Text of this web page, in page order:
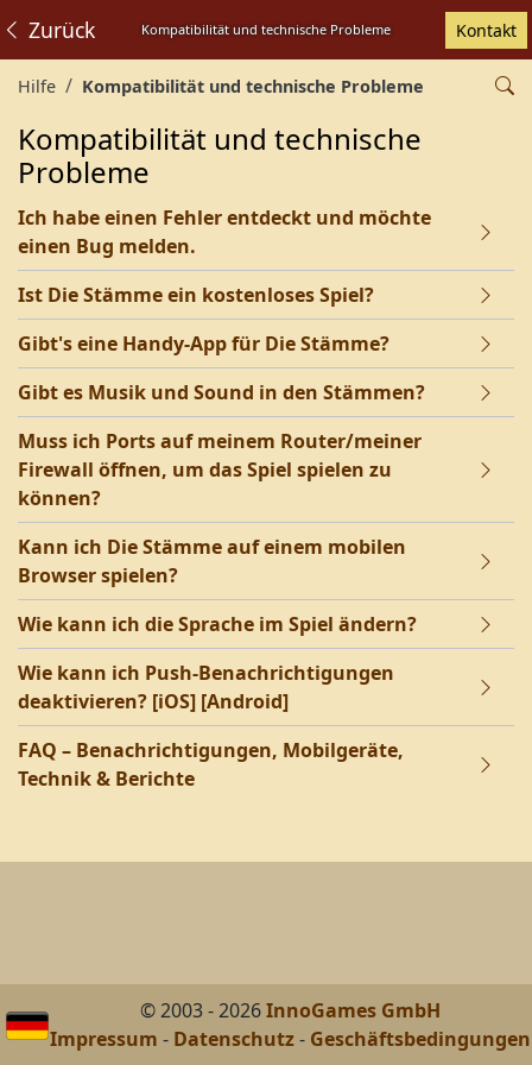
Kompatibilität und technische Probleme
Zurück Kontakt
Hilfe Kompatibilität und technische Probleme
Kompatibilität und technische
Probleme
Ich habe einen Fehler entdeckt und möchte
einen Bug melden.
Ist Die Stämme ein kostenloses Spiel?
Gibt's eine Handy-App für Die Stämme?
Gibt es Musik und Sound in den Stämmen?
Muss ich Ports auf meinem Router/meiner
Firewall öffnen, um das Spiel spielen zu
können?
Kann ich Die Stämme auf einem mobilen
Browser spielen?
Wie kann ich die Sprache im Spiel ändern?
Wie kann ich Push-Benachrichtigungen
deaktivieren? [iOS] [Android]
FAQ – Benachrichtigungen, Mobilgeräte,
Technik & Berichte
© 2003 - 2026InnoGames GmbH
Impressum - Datenschutz- Geschäftsbedingungen